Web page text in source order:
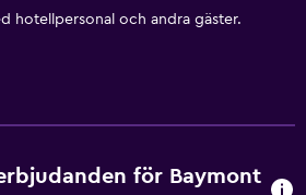
hotellpersonal och andra gäster.
för Baymont